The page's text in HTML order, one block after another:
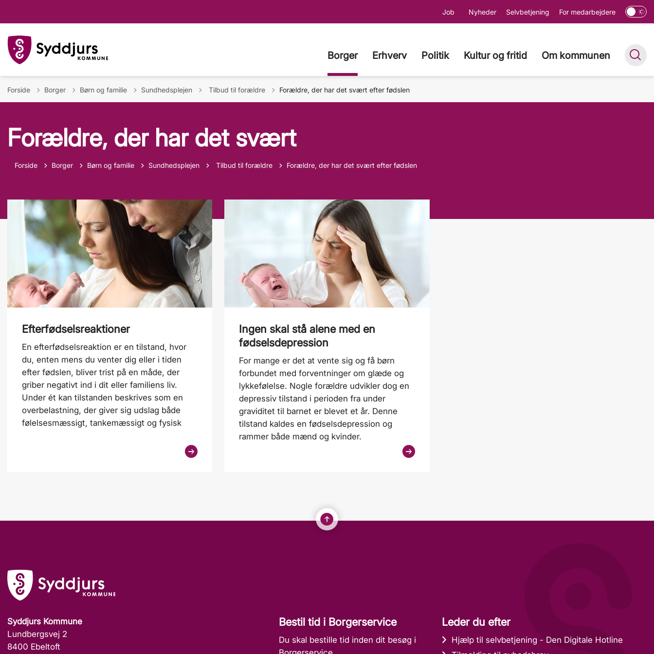
Job Nyheder Selvbetjening For medarbejdere
Borger Erhverv Politik Kultur og fritid Om kommunen
Forside Borger Børn og familie Sundhedsplejen Tilbage til
Tilbud til forældre Forældre, der har det svært efter fødslen
Forældre, der har det svært
Forside Borger Børn og familie Sundhedsplejen Tilbage til
Tilbud til forældre Forældre, der har det svært efter fødslen
Efterfødselsreaktioner
En efterfødselsreaktion er en tilstand, hvor
du, enten mens du venter dig eller i tiden
efter fødslen, bliver trist på en måde, der
griber negativt ind i dit eller familiens liv.
Under ét kan tilstanden beskrives som en
overbelastning, der giver sig udslag både
følelsesmæssigt, tankemæssigt og fysisk
Ingen skal stå alene med en
fødselsdepression
For mange er det at vente sig og få børn
forbundet med forventninger om glæde og
lykkefølelse. Nogle forældre udvikler dog en
depressiv tilstand i perioden fra under
graviditet til barnet er blevet et år. Denne
tilstand kaldes en fødselsdepression og
rammer både mænd og kvinder.
Syddjurs Kommune
Lundbergsvej 2
8400 Ebeltoft
Bestil tid i Borgerservice
Du skal bestille tid inden dit besøg i
Leder du efter
Hjælp til selvbetjening - Den Digitale Hotline